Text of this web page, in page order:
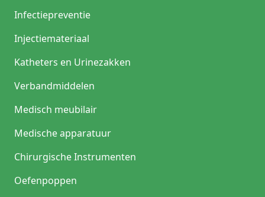
Infectiepreventie
Injectiemateriaal
Katheters en Urinezakken
Verbandmiddelen
Medisch meubilair
Medische apparatuur
Chirurgische Instrumenten
Oefenpoppen